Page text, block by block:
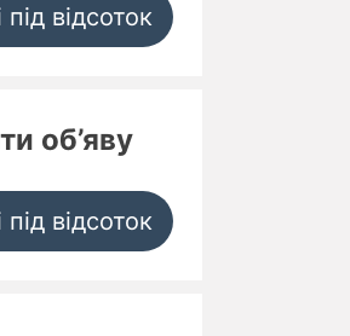
відсоток
об’яву
відсоток